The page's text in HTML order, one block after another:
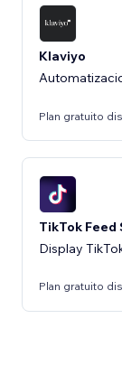
Klaviyo
Plan gratuito
TikTok Feed
Display
Plan gratuito